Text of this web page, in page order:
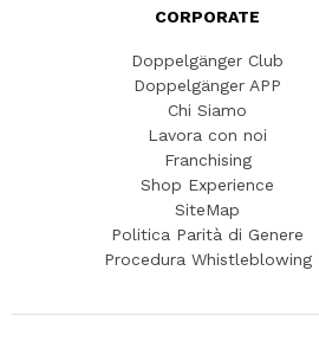
CORPORATE
Doppelgänger Club
Doppelgänger APP
Chi Siamo
Lavora con noi
Franchising
Shop Experience
SiteMap
Politica Parità di Genere
Procedura Whistleblowing